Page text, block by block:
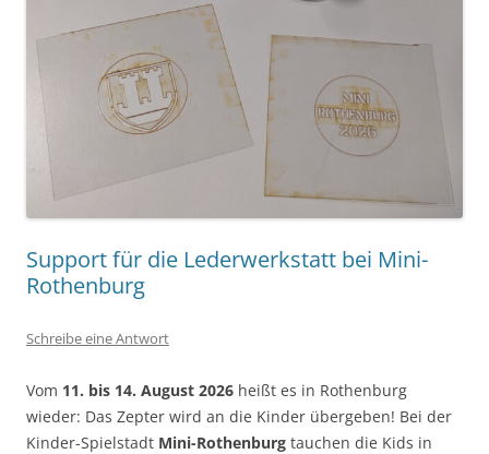
Support für die Lederwerkstatt bei Mini-
Rothenburg
Schreibe eine Antwort
Vom 11. bis 14. August 2026 heißt es in Rothenburg
wieder: Das Zepter wird an die Kinder übergeben! Bei der
Kinder-Spielstadt Mini-Rothenburg tauchen die Kids in